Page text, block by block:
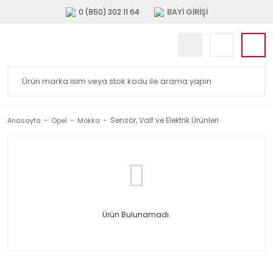
0 (850) 302 11 64 BAYİ GİRİŞİ
Anasayfa Opel Mokka Sensör, Valf ve Elektrik Ürünleri
Ürün Bulunamadı.